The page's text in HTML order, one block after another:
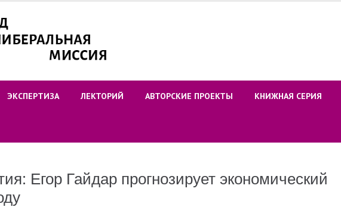
ЭКСПЕРТИЗА ЛЕКТОРИЙ АВТОРСКИЕ ПРОЕКТЫ КНИЖНАЯ СЕРИЯ
Егор Гайдар прогнозирует экономический